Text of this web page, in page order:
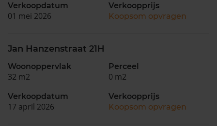
Verkoopdatum
01 mei 2026
Verkoopprijs
Koopsom opvragen
Jan Hanzenstraat 21H
Woonoppervlak
32 m2
Perceel
0 m2
Verkoopdatum
17 april 2026
Verkoopprijs
Koopsom opvragen